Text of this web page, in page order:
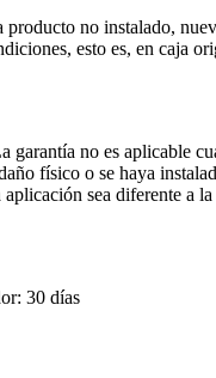
producto no instalado,
esto es, en caja
garantía no es aplicable
físico o se haya
sea diferente a
30 días